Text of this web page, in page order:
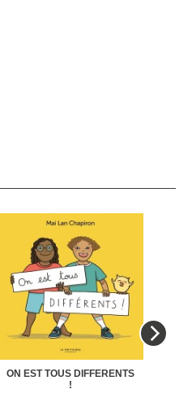
ON EST TOUS DIFFERENTS
!